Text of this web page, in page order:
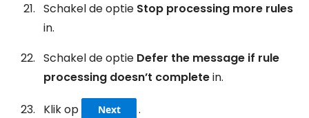
Schakel de optie Stop processing more rules
in.
Schakel de optie Defer the message if rule
processing doesn’t completein.
Klik op Next .